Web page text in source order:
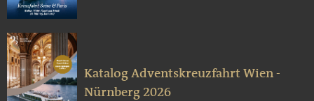
Katalog Adventskreuzfahrt Wien -
Nürnberg 2026